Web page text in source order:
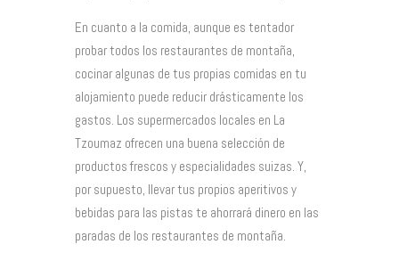
En cuanto a la comida, aunque es tentador
probar todos los restaurantes de montaña,
cocinar algunas de tus propias comidas en tu
alojamiento puede reducir drásticamente los
gastos. Los supermercados locales en La
Tzoumaz ofrecen una buena selección de
productos frescos y especialidades suizas. Y,
por supuesto, llevar tus propios aperitivos y
bebidas para las pistas te ahorrará dinero en las
paradas de los restaurantes de montaña.